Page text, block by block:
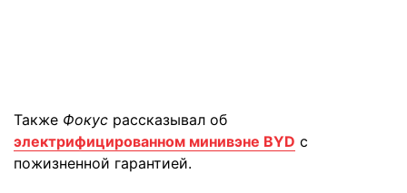
Также Фокус рассказывал об
электрифицированном минивэне BYD с
пожизненной гарантией.